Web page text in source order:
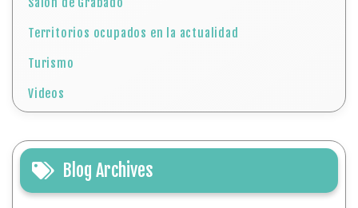
Territorios ocupados en la actualidad
Turismo
Videos
Blog Archives